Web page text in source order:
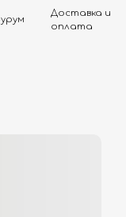
Доставка и
оплата